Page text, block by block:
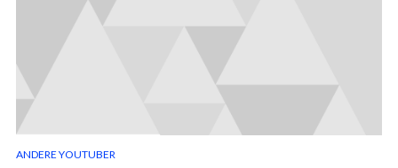
ANDERE YOUTUBER